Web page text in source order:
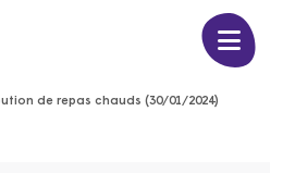
de repas chauds (30/01/2024)